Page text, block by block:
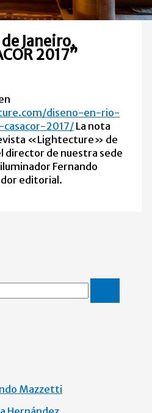
Janeiro,
2017”
diseno-en-rio-
2017/ La nota
«Lightecture» de
director de nuestra sede
Fernando
editorial.
Mazzetti